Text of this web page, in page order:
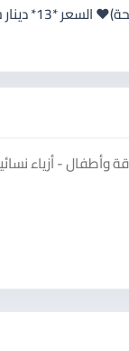
‏بكج العبادة الرمضاني🌙♥️
وأطفال - أزياء